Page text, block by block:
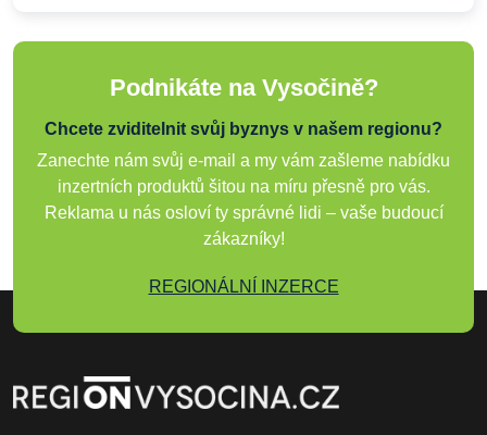
Podnikáte na Vysočině?
Chcete zviditelnit svůj byznys v našem regionu?
Zanechte nám svůj e-mail a my vám zašleme nabídku
inzertních produktů šitou na míru přesně pro vás.
Reklama u nás osloví ty správné lidi – vaše budoucí
zákazníky!
REGIONÁLNÍ INZERCE